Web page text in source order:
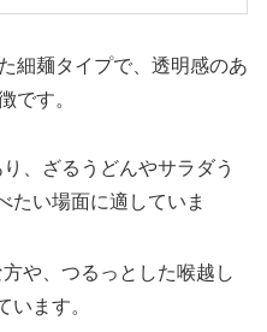
細麺タイプで、透明感のあ
です。
、ざるうどんやサラダう
たい場面に適していま
や、つるっとした喉越し
います。